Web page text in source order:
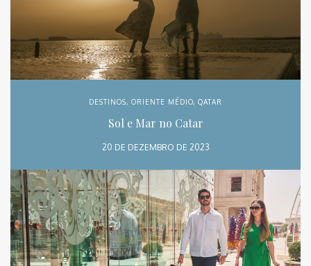
DESTINOS, ORIENTE MÉDIO, QATAR
Sol e Mar no Catar
20 DE DEZEMBRO DE 2023